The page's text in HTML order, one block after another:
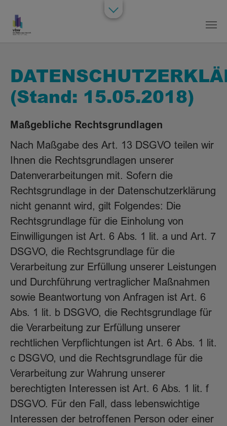
(Stand: 15.05.2018)
Maßgebliche Rechtsgrundlagen
Nach Maßgabe des Art. 13 DSGVO teilen wir
Ihnen die Rechtsgrundlagen unserer
Datenverarbeitungen mit. Sofern die
Rechtsgrundlage in der Datenschutzerklärung
nicht genannt wird, gilt Folgendes: Die
Rechtsgrundlage für die Einholung von
Einwilligungen ist Art. 6 Abs. 1 lit. a und Art. 7
DSGVO, die Rechtsgrundlage für die
Verarbeitung zur Erfüllung unserer Leistungen
und Durchführung vertraglicher Maßnahmen
sowie Beantwortung von Anfragen ist Art. 6
Abs. 1 lit. b DSGVO, die Rechtsgrundlage für
die Verarbeitung zur Erfüllung unserer
rechtlichen Verpflichtungen ist Art. 6 Abs. 1 lit.
c DSGVO, und die Rechtsgrundlage für die
Verarbeitung zur Wahrung unserer
berechtigten Interessen ist Art. 6 Abs. 1 lit. f
DSGVO. Für den Fall, dass lebenswichtige
Interessen der betroffenen Person oder einer